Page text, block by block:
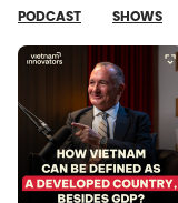
PODCAST SHOWS